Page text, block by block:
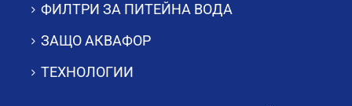
ФИЛТРИ ЗА ПИТЕЙНА ВОДА
ЗАЩО АКВАФОР
ТЕХНОЛОГИИ